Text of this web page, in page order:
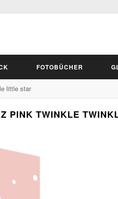
FOTOBÜCHER
little star
PINK TWINKLE